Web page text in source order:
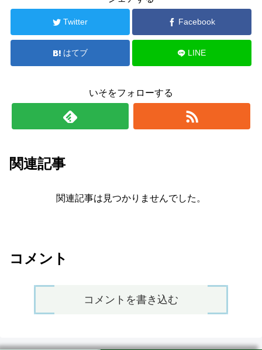
Twitter Facebook
はてブ LINE
いそをフォローする
関連記事
関連記事は見つかりませんでした。
コメント
コメントを書き込む